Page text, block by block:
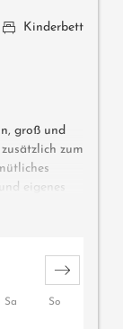
Kinderbett
groß und
zum
eigenes
Terrasse
Sa So